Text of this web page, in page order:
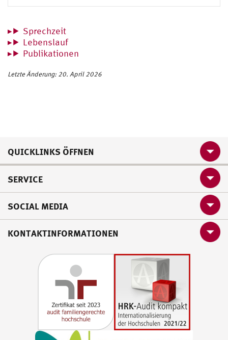
Sprechzeit
Lebenslauf
Publikationen
Letzte Änderung: 20. April 2026
QUICKLINKS ÖFFNEN
SERVICE
SOCIAL MEDIA
KONTAKTINFORMATIONEN